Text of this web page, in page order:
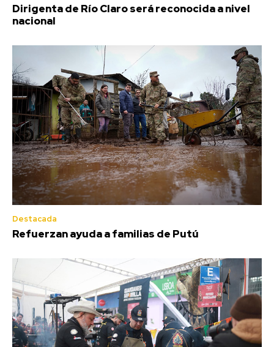
Dirigenta de Río Claro será reconocida a nivel
nacional
Destacada
Refuerzan ayuda a familias de Putú